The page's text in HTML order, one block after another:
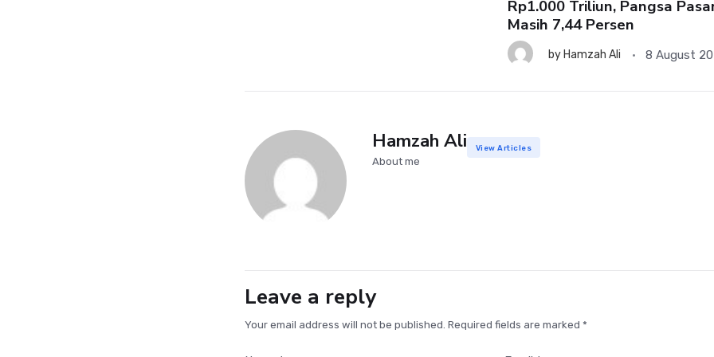
Rp1.000 Triliun, Pangsa
Masih 7,44 Persen
by Hamzah Ali 8 August
Hamzah Ali
About me
View Articles
Leave a reply
Your email address will not be published. Required fields are marked *